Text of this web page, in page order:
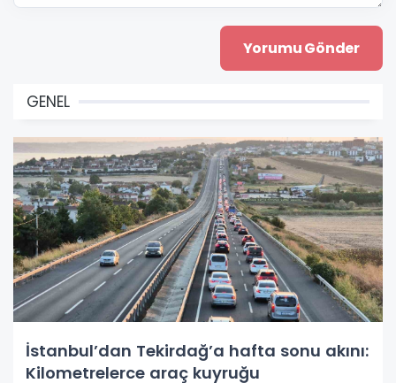
GENEL
İstanbul’dan Tekirdağ’a hafta sonu akını:
Kilometrelerce araç kuyruğu